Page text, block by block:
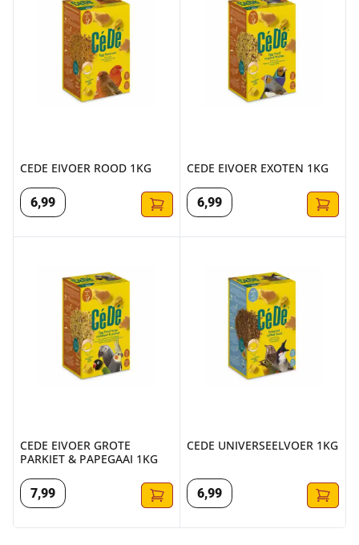
CEDE EIVOER ROOD 1KG
6,99
CEDE EIVOER EXOTEN 1KG
6,99
CEDE EIVOER GROTE
PARKIET & PAPEGAAI 1KG
7,99
CEDE UNIVERSEELVOER 1KG
6,99